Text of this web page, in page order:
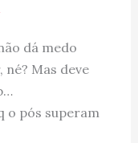
dá medo
né? Mas deve
o pós superam